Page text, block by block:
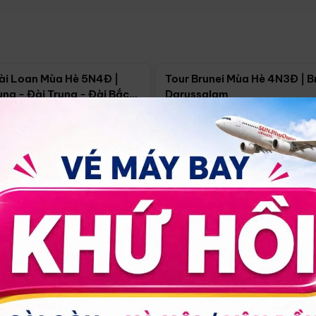
Loan Mùa Hè 5N4Đ |
- Đài Trung - Đài Bắc
18/09
Tour Brunei Mùa Hè 4N3Đ |
Darussalam
Hồ Chí Minh 4N3Đ
30/08 17/09 24/09
14.499.000đ Xem chi